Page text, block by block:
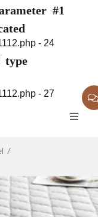
#1
- 24
type
- 27